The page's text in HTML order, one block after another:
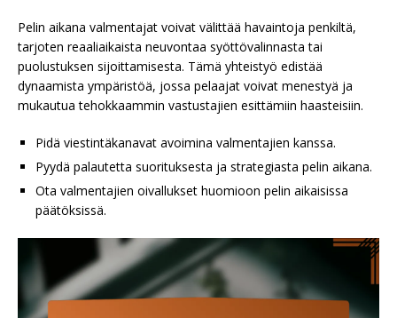
Pelin aikana valmentajat voivat välittää havaintoja penkiltä,
tarjoten reaaliaikaista neuvontaa syöttövalinnasta tai
puolustuksen sijoittamisesta. Tämä yhteistyö edistää
dynaamista ympäristöä, jossa pelaajat voivat menestyä ja
mukautua tehokkaammin vastustajien esittämiin haasteisiin.
Pidä viestintäkanavat avoimina valmentajien kanssa.
Pyydä palautetta suorituksesta ja strategiasta pelin aikana.
Ota valmentajien oivallukset huomioon pelin aikaisissa
päätöksissä.